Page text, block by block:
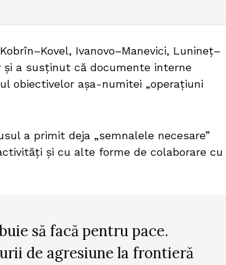
Ivanovo–Manevici, Lunineț–
și a susținut că documente interne
obiectivelor așa-numitei „operațiuni
a primit deja „semnalele necesare”
și cu alte forme de colaborare cu
să facă pentru pace.
de agresiune la frontieră